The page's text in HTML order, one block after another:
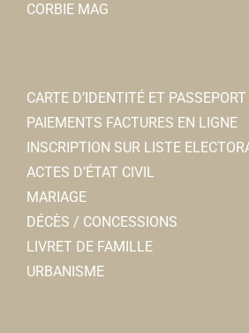
CORBIE MAG
CARTE D’IDENTITÉ ET PASSEPORT
PAIEMENTS FACTURES EN LIGNE
INSCRIPTION SUR LISTE
ACTES D’ÉTAT CIVIL
MARIAGE
DÉCÈS / CONCESSIONS
LIVRET DE FAMILLE
URBANISME